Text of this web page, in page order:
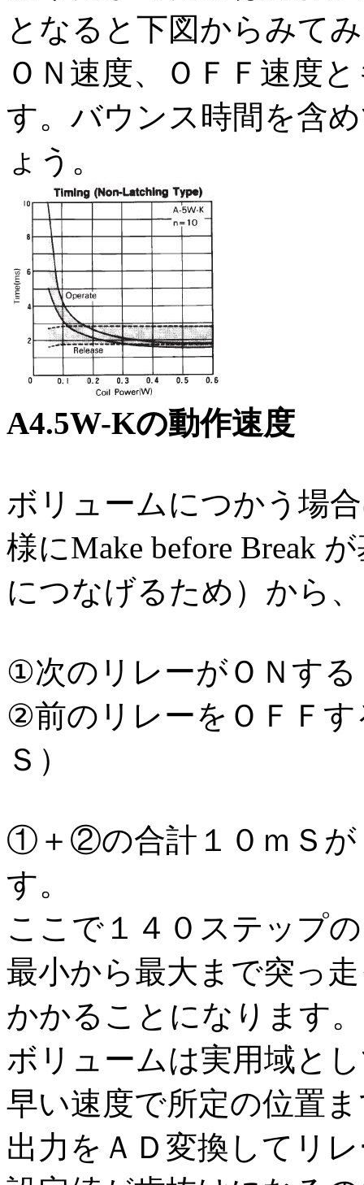
となると下図からみて
ＯＮ速度、ＯＦＦ速度
す。バウンス時間を含
ょう。
A4.5W-Kの動作速度
ボリュームにつかう場
様にMake before Break
につなげるため）から、
①次のリレーがＯＮす
②前のリレーをＯＦＦ
Ｓ）
①＋②の合計１０ｍＳが
す。
ここで１４０ステップ
最小から最大まで突っ
かかることになります。
ボリュームは実用域と
早い速度で所定の位置
出力をＡＤ変換してリ